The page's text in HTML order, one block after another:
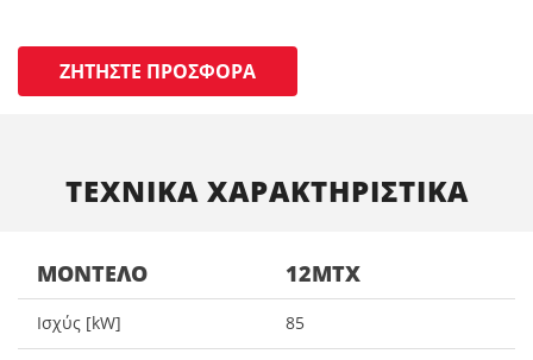
ΖΗΤΉΣΤΕ ΠΡΟΣΦΟΡΆ
ΤΕΧΝΙΚΑ ΧΑΡΑΚΤΗΡΙΣΤΙΚΑ
ΜΟΝΤΈΛΟ
Ισχύς [kW]
12MTX
85